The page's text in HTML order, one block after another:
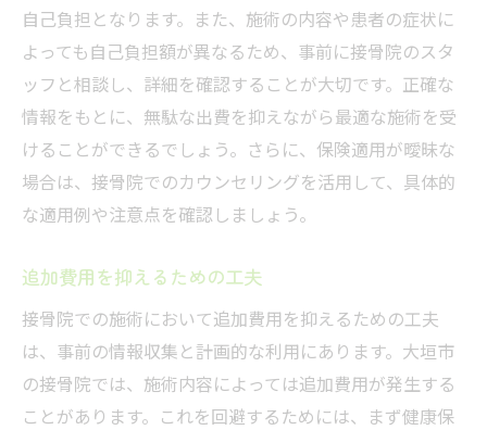
自己負担となります。また、施術の内容や患者の症状に
よっても自己負担額が異なるため、事前に接骨院のスタ
ッフと相談し、詳細を確認することが大切です。正確な
情報をもとに、無駄な出費を抑えながら最適な施術を受
けることができるでしょう。さらに、保険適用が曖昧な
場合は、接骨院でのカウンセリングを活用して、具体的
な適用例や注意点を確認しましょう。
追加費用を抑えるための工夫
接骨院での施術において追加費用を抑えるための工夫
は、事前の情報収集と計画的な利用にあります。大垣市
の接骨院では、施術内容によっては追加費用が発生する
ことがあります。これを回避するためには、まず健康保